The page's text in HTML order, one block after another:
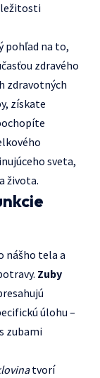
pohľad na to,
zdravého
zdravotných
získate
sveta,
života.
nášho tela a
Zuby
úlohu –
zubami
tvorí